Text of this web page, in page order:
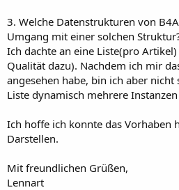
3. Welche Datenstrukturen von
Umgang mit einer solchen
Ich dachte an eine Liste(pro
Qualität dazu). Nachdem ich mir
angesehen habe, bin ich aber nicht
Liste dynamisch mehrere
Ich hoffe ich konnte das Vorhaben
Darstellen.
Mit freundlichen Grüßen,
Lennart